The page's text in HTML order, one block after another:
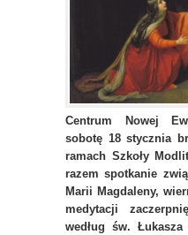
Centrum Nowej
sobotę 18 stycznia
ramach Szkoły
razem spotkanie
Marii Magdaleny,
medytacji
według św.